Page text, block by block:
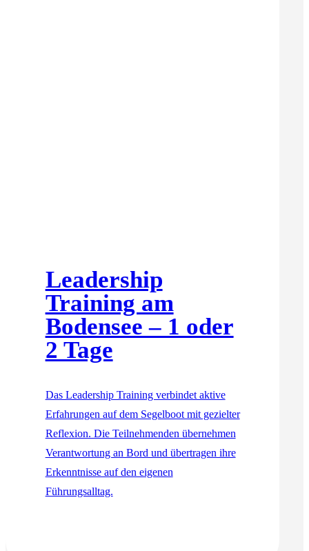
Leadership
Training am
Bodensee – 1 oder
2 Tage
Das Leadership Training verbindet aktive
Erfahrungen auf dem Segelboot mit gezielter
Reflexion. Die Teilnehmenden übernehmen
Verantwortung an Bord und übertragen ihre
Erkenntnisse auf den eigenen
Führungsalltag.